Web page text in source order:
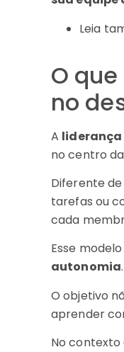
Leia
O
no
A
no centro
Diferente
tarefas ou
cada
Esse
autonomia.
O objetivo
aprender
No contexto